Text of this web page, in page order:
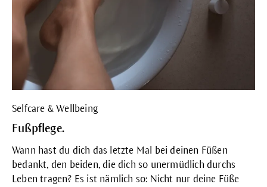
Selfcare & Wellbeing
Fußpflege.
Wann hast du dich das letzte Mal bei deinen Füßen
bedankt, den beiden, die dich so unermüdlich durchs
Leben tragen? Es ist nämlich so: Nicht nur deine Füße